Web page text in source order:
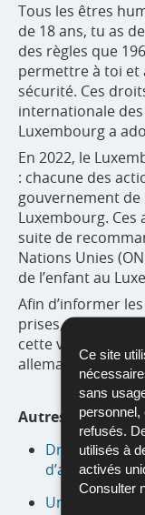
Ce site
sans
personnel,
refusés.
utilisés à
activés
Consulter
Tous les êtres
de 18 ans, tu as
des règles que
permettre à toi et
sécurité. Ces
internationale des
Luxembourg a
En 2022, le
: chacune des
gouvernement
Luxembourg. Ces
suite de
Nations Unies
de l’enfant au
Afin d’informer
prises, le plan
cette version
allemand).
Autres versions :
Droits de
d’action
Un plan